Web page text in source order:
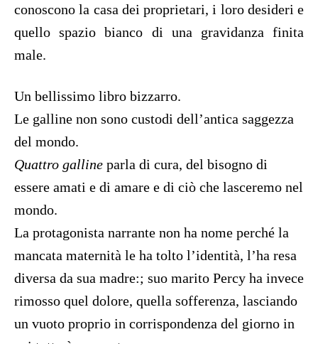
conoscono la casa dei proprietari, i loro desideri e
quello spazio bianco di una gravidanza finita
male.
Un bellissimo libro bizzarro.
Le galline non sono custodi dell’antica saggezza
del mondo.
Quattro galline parla di cura, del bisogno di
essere amati e di amare e di ciò che lasceremo nel
mondo.
La protagonista narrante non ha nome perché la
mancata maternità le ha tolto l’identità, l’ha resa
diversa da sua madre:; suo marito Percy ha invece
rimosso quel dolore, quella sofferenza, lasciando
un vuoto proprio in corrispondenza del giorno in